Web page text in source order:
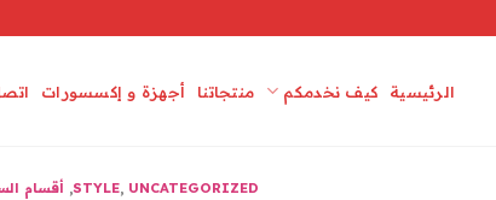
الرئيسية كيف نخدمكم منتجاتنا أجهزة و إكسسورات
STYLE, UNCATEGORIZED
, أقسام